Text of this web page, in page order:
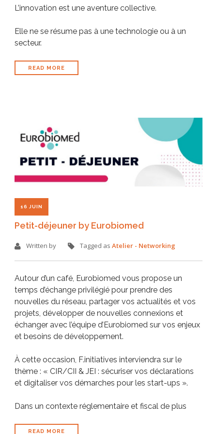
L’innovation est une aventure collective.
Elle ne se résume pas à une technologie ou à un
secteur.
READ MORE
16 JUIN
Petit-déjeuner by Eurobiomed
Written by Tagged as Atelier - Networking
Autour d’un café, Eurobiomed vous propose un
temps d’échange privilégié pour prendre des
nouvelles du réseau, partager vos actualités et vos
projets, développer de nouvelles connexions et
échanger avec l’équipe d’Eurobiomed sur vos enjeux
et besoins de développement.
À cette occasion, F.initiatives interviendra sur le
thème : « CIR/CII & JEI : sécuriser vos déclarations
et digitaliser vos démarches pour les start-ups ».
Dans un contexte réglementaire et fiscal de plus
READ MORE